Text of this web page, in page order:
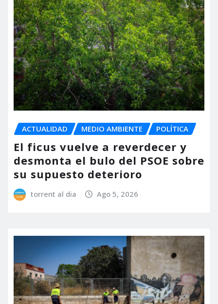
ACTUALIDAD MEDIO AMBIENTE POLÍTICA
El ficus vuelve a reverdecer y
desmonta el bulo del PSOE sobre
su supuesto deterioro
torrent al dia Ago 5, 2026